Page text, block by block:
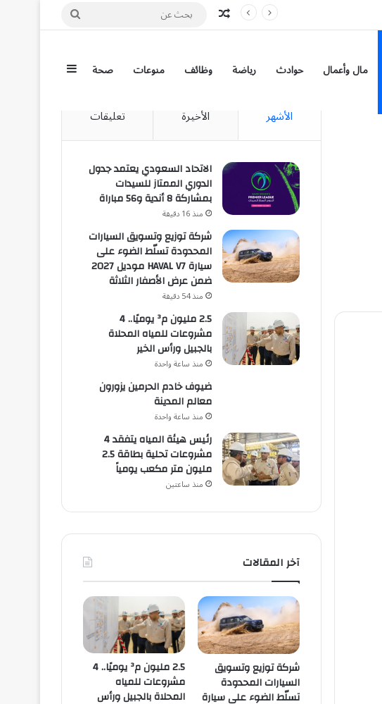
مقال عشوائي
بحث
مال وأعمال حوادث رياضة وظائف منوعات صحة إضافة عمود
الأشهر الأخيرة تعليقات
الاتحاد السعودي يعتمد جدول
الدوري الممتاز للسيدات
بمشاركة 8 أندية و56 مباراة
منذ 16 دقيقة
شركة توزيع وتسويق السيارات
المحدودة تسلّط الضوء على
سيارة HAVAL V7 موديل 2027
ضمن عرض الأصفار الثلاثة
منذ 54 دقيقة
2.5 مليون م³ يوميًا.. 4
مشروعات للمياه المحلاة
بالجبيل ورأس الخير
منذ ساعة واحدة
ضيوف خادم الحرمين يزورون
معالم المدينة
منذ ساعة واحدة
رئيس هيئة المياه يتفقد 4
مشروعات تحلية بطاقة 2.5
مليون متر مكعب يومياً
منذ ساعتين
آخر المقالات
شركة توزيع وتسويق
السيارات المحدودة
تسلّط الضوء على سيارة
2.5 مليون م³ يوميًا.. 4
مشروعات للمياه
المحلاة بالجبيل ورأس